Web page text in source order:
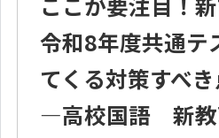
令和8年度共通テ
てくる対策すべ
―高校国語 新教